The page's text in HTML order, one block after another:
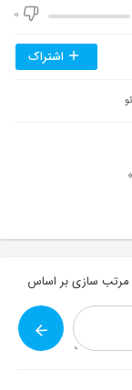
0
اشتراک
مرتب سازی بر اساس